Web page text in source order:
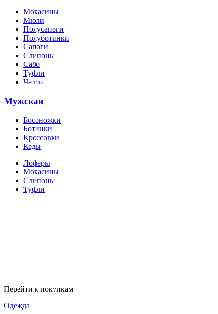
Мокасины
Мюли
Полусапоги
Полуботинки
Сапоги
Слипоны
Сабо
Туфли
Челси
Мужская
Босоножки
Ботинки
Кроссовки
Кеды
Лоферы
Мокасины
Слипоны
Туфли
Перейти к покупкам
Одежда